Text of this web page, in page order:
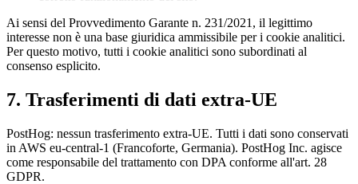
Ai sensi del Provvedimento Garante n. 231/2021, il legittimo
interesse non è una base giuridica ammissibile per i cookie analitici.
Per questo motivo, tutti i cookie analitici sono subordinati al
consenso esplicito.
7. Trasferimenti di dati extra-UE
PostHog: nessun trasferimento extra-UE. Tutti i dati sono conservati
in AWS eu-central-1 (Francoforte, Germania). PostHog Inc. agisce
come responsabile del trattamento con DPA conforme all'art. 28
GDPR.